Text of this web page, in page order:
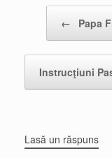
← Papa
Instrucţiuni
Lasă un răspuns